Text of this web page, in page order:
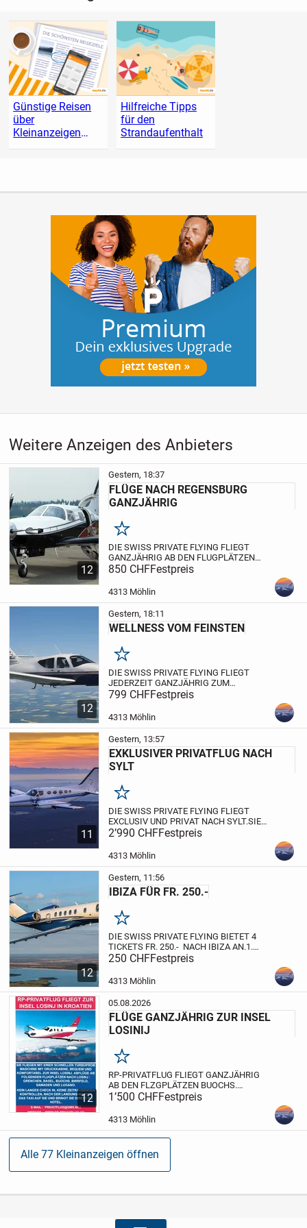
Günstige Reisen
über
Kleinanzeigen
finden
Hilfreiche Tipps
für den
Strandaufenthalt
Weitere Anzeigen des Anbieters
12
Gestern, 18:37
FLÜGE NACH REGENSBURG
GANZJÄHRIG
Merken
DIE SWISS PRIVATE FLYING FLIEGT
GANZJÄHRIG AB DEN FLUGPLÄTZEN
TRIENGEN UND BIRRFELD NACH
REGENSBURG AN DER DONAU.
: RP-PRIVATFLUG.CH
KLEINE ENTLEGENE FLUGPLÄTZE IN
GANZ...
850 CHFFestpreis
4313 Möhlin
12
Gestern, 18:11
WELLNESS VOM FEINSTEN
Merken
DIE SWISS PRIVATE FLYING FLIEGT
JEDERZEIT GANZJÄHRIG ZUM
GRÖSSTEN WELLNESS CENTER IN
EUROPA. DAS WELLNESS CENTER IN
ERDING LÄSST KEINE WÜNSCHE OFFEN.
EIN PARADIES...
799 CHFFestpreis
4313 Möhlin
11
Gestern, 13:57
EXKLUSIVER PRIVATFLUG NACH
SYLT
Merken
DIE SWISS PRIVATE FLYING FLIEGT
EXCLUSIV UND PRIVAT NACH SYLT.SIE
HABEN DIE WAHL ZWISCHEN EINEM
SCHNELLEN TURBINEN FLUGZEUG MIT
DRUCKKABINE VOLL KLIMATISIERT, 650
EINEM...
2’990 CHFFestpreis
4313 Möhlin
12
Gestern, 11:56
IBIZA FÜR FR. 250.-
Merken
DIE SWISS PRIVATE FLYING BIETET 4
TICKETS FR. 250.- NACH IBIZA AN.1.
FLUGABFLUG AB BIRRFELD AM
MONTAG 7. SEPTEMBER 26 10 UHR
NACH IBIZA.
250 CHFFestpreis
4313 Möhlin
12
05.08.2026
FLÜGE GANZJÄHRIG ZUR INSEL
LOSINIJ
Merken
RP-PRIVATFLUG FLIEGT GANZJÄHRIG
AB DEN FLZGPLÄTZEN BUOCHS.
MOLLIS, ST. GALLEN, ALTENRHEIN,
BIRRFELD, BERN UND GRENCHEN ZUR
INSEL LOSINIJ IN KROAZIEN.
UND NEUJAHR NACH...
1’500 CHFFestpreis
4313 Möhlin
Alle 77 Kleinanzeigen öffnen